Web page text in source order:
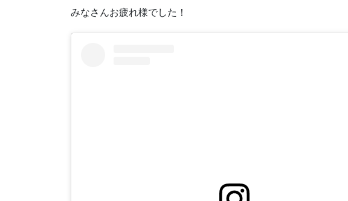
みなさんお疲れ様でした！